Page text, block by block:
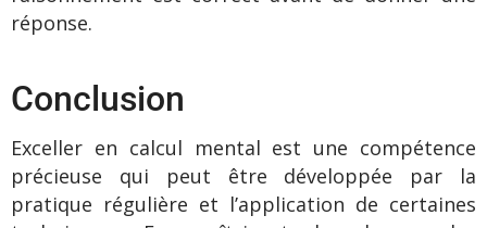
réponse.
Conclusion
Exceller en calcul mental est une compétence
précieuse qui peut être développée par la
pratique régulière et l’application de certaines